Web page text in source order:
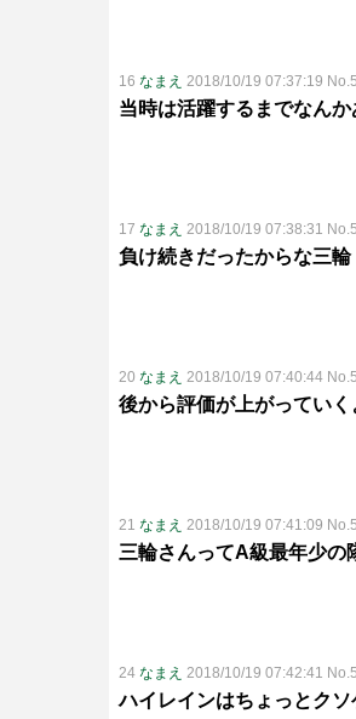
16 なまえ 2018/10/19 07:37:19
当時は活躍するまでなん
17 なまえ 2018/10/19 07:38:31
負け続きだったからな三輪
20 なまえ 2018/10/19 07:40:44
後から評価が上がってい
21 なまえ 2018/10/19 07:41:09
三輪さんってA級最年少の
24 なまえ 2018/10/19 07:42:41
ハイレインはちょっとク